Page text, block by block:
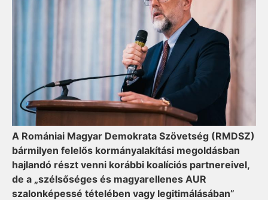
A Romániai Magyar Demokrata Szövetség (RMDSZ)
bármilyen felelős kormányalakítási megoldásban
hajlandó részt venni korábbi koalíciós partnereivel,
de a „szélsőséges és magyarellenes AUR
szalonképessé tételében vagy legitimálásában”